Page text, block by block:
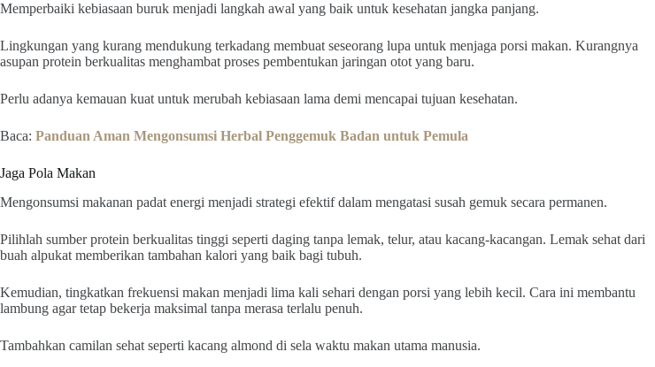
Memperbaiki kebiasaan buruk menjadi langkah awal yang baik untuk kesehatan jangka panjang.
Lingkungan yang kurang mendukung terkadang membuat seseorang lupa untuk menjaga porsi makan. Kurangnya
asupan protein berkualitas menghambat proses pembentukan jaringan otot yang baru.
Perlu adanya kemauan kuat untuk merubah kebiasaan lama demi mencapai tujuan kesehatan.
Baca: Panduan Aman Mengonsumsi Herbal Penggemuk Badan untuk Pemula
Jaga Pola Makan
Mengonsumsi makanan padat energi menjadi strategi efektif dalam mengatasi susah gemuk secara permanen.
Pilihlah sumber protein berkualitas tinggi seperti daging tanpa lemak, telur, atau kacang-kacangan. Lemak sehat dari
buah alpukat memberikan tambahan kalori yang baik bagi tubuh.
Kemudian, tingkatkan frekuensi makan menjadi lima kali sehari dengan porsi yang lebih kecil. Cara ini membantu
lambung agar tetap bekerja maksimal tanpa merasa terlalu penuh.
Tambahkan camilan sehat seperti kacang almond di sela waktu makan utama manusia.